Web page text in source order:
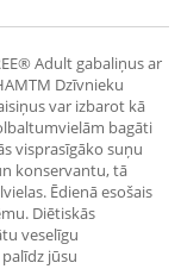
Adult gabaliņus ar
Dzīvnieku
var izbarot kā
bagāti
visprasīgāko suņu
konservantu, tā
Ēdienā esošais
Diētiskās
veselīgu
jūsu